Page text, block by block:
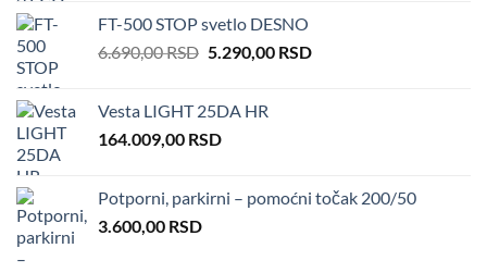
FT-500 STOP svetlo DESNO
6.690,00RSD Original
6.690,00 RSD.
5.290,00 RSDCurrent
Vesta LIGHT 25DA HR
164.009,00 RSD
Potporni, parkirni – pomoćni točak 200/50
3.600,00 RSD